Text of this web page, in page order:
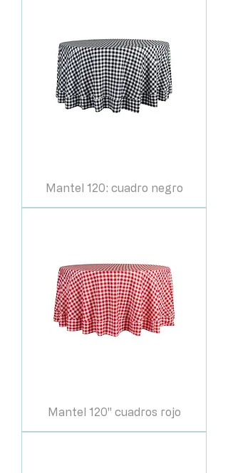
Mantel 120: cuadro negro
Mantel 120" cuadros rojo